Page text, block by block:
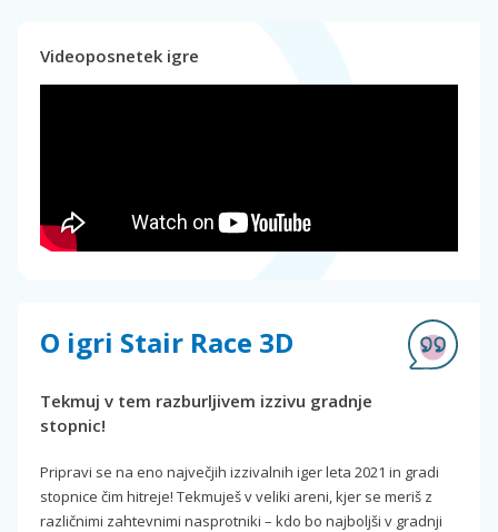
Videoposnetek igre
O igri Stair Race 3D
Tekmuj v tem razburljivem izzivu gradnje
stopnic!
Pripravi se na eno največjih izzivalnih iger leta 2021 in gradi
stopnice čim hitreje! Tekmuješ v veliki areni, kjer se meriš z
različnimi zahtevnimi nasprotniki – kdo bo najboljši v gradnji